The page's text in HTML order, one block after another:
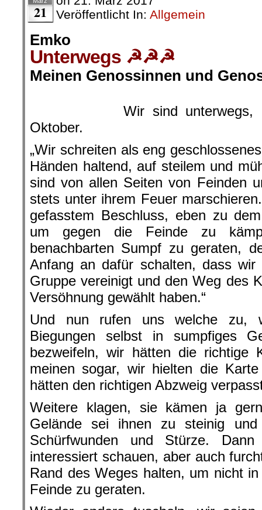
21
Veröffentlicht In: Allgemein
Emko
Unterwegs ☭☭☭
Meinen Genossinnen und
Wir sind unterwegs,
Oktober.
„Wir schreiten als eng
Händen haltend, auf steilem und
sind von allen Seiten von Feinden
stets unter ihrem Feuer
gefasstem Beschluss, eben zu
um gegen die Feinde zu
benachbarten Sumpf zu geraten,
Anfang an dafür schalten, dass
Gruppe vereinigt und den Weg des
Versöhnung gewählt haben.“
Und nun rufen uns welche zu,
Biegungen selbst in sumpfiges
bezweifeln, wir hätten die richtige
meinen sogar, wir hielten die
hätten den richtigen Abzweig
Weitere klagen, sie kämen ja
Gelände sei ihnen zu steinig
Schürfwunden und Stürze.
interessiert schauen, aber auch
Rand des Weges halten, um nicht
Feinde zu geraten.